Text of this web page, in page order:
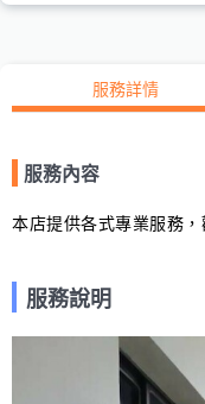
服務詳情
服務內容
本店提供各式專業服務，
服務說明